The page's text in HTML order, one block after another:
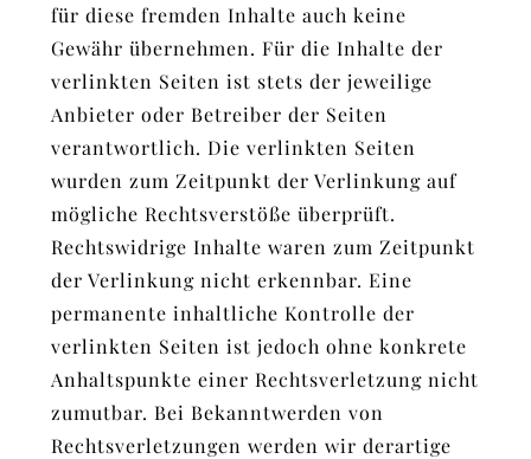
für diese fremden Inhalte auch keine
Gewähr übernehmen. Für die Inhalte der
verlinkten Seiten ist stets der jeweilige
Anbieter oder Betreiber der Seiten
verantwortlich. Die verlinkten Seiten
wurden zum Zeitpunkt der Verlinkung auf
mögliche Rechtsverstöße überprüft.
Rechtswidrige Inhalte waren zum Zeitpunkt
der Verlinkung nicht erkennbar. Eine
permanente inhaltliche Kontrolle der
verlinkten Seiten ist jedoch ohne konkrete
Anhaltspunkte einer Rechtsverletzung nicht
zumutbar. Bei Bekanntwerden von
Rechtsverletzungen werden wir derartige